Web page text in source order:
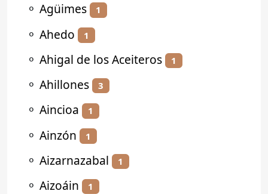
⚬ Agüimes 1
⚬ Ahedo 1
⚬ Ahigal de los Aceiteros 1
⚬ Ahillones 3
⚬ Aincioa 1
⚬ Ainzón 1
⚬ Aizarnazabal 1
⚬ Aizoáin 1